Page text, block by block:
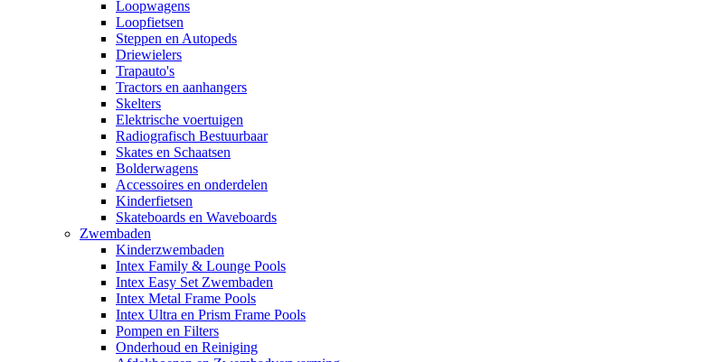
Loopwagens
Loopfietsen
Steppen en Autopeds
Driewielers
Trapauto's
Tractors en aanhangers
Skelters
Elektrische voertuigen
Radiografisch Bestuurbaar
Skates en Schaatsen
Bolderwagens
Accessoires en onderdelen
Kinderfietsen
Skateboards en Waveboards
Zwembaden
Kinderzwembaden
Intex Family & Lounge Pools
Intex Easy Set Zwembaden
Intex Metal Frame Pools
Intex Ultra en Prism Frame Pools
Pompen en Filters
Onderhoud en Reiniging